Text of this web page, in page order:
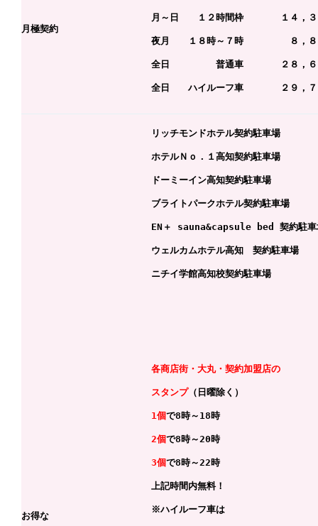
月極契約
月～日 １２時間枠 １４，３０
夜月 １８時～７時 ８，８０
全日 普通車 ２８，６００
全日 ハイルーフ車 ２９，７０
お得な
リッチモンドホテル契約駐車場
ホテルＮｏ．１高知契約駐車場
ドーミーイン高知契約駐車場
ブライトパークホテル契約駐車場
EN＋ sauna&capsule bed 契約駐車
ウェルカムホテル高知 契約駐車場
ニチイ学館高知校契約駐車場
各商店街・大丸・契約加盟店の
スタンプ（日曜除く）
1個で8時～18時
2個で8時～20時
3個で8時～22時
上記時間内無料！
※ハイルーフ車は